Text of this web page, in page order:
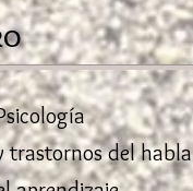
trastornos del habla